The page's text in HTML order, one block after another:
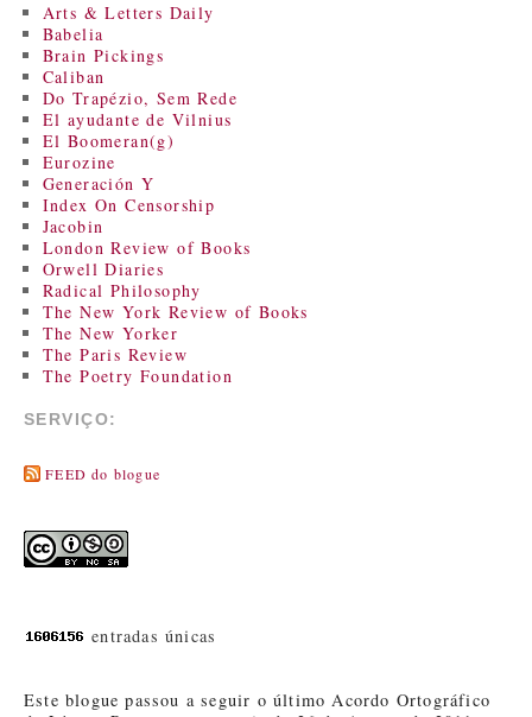
Arts & Letters Daily
Babelia
Brain Pickings
Caliban
Do Trapézio, Sem Rede
El ayudante de Vilnius
El Boomeran(g)
Eurozine
Generación Y
Index On Censorship
Jacobin
London Review of Books
Orwell Diaries
Radical Philosophy
The New York Review of Books
The New Yorker
The Paris Review
The Poetry Foundation
SERVIÇO:
FEED do blogue
entradas únicas
Este blogue passou a seguir o último Acordo Ortográfico